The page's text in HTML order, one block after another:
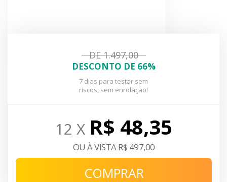
DE 1.497,00
DESCONTO DE 66%
7 dias para testar sem
riscos, sem enrolação!
12 X R$ 48,35
OU À VISTA R$ 497,00
COMPRAR